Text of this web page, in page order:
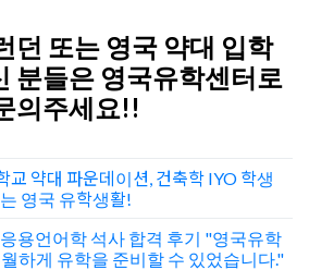
던 또는 영국 약대 입학
분들은 영국유학센터로
의주세요!!
교 약대 파운데이션, 건축학 IYO 학생
영국 유학생활!
용언어학 석사 합격 후기 "영국유학
하게 유학을 준비할 수 있었습니다."